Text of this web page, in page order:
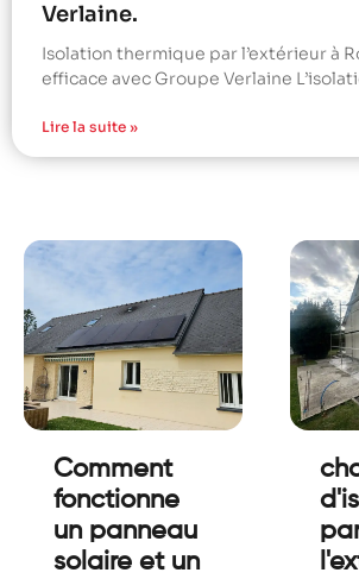
Verlaine.
Isolation thermique par l’extérieur à
efficace avec Groupe Verlaine
Lire la suite »
Comment
fonctionne
un panneau
solaire et un